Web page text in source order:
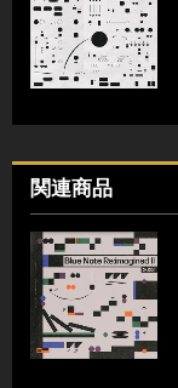
関連商品